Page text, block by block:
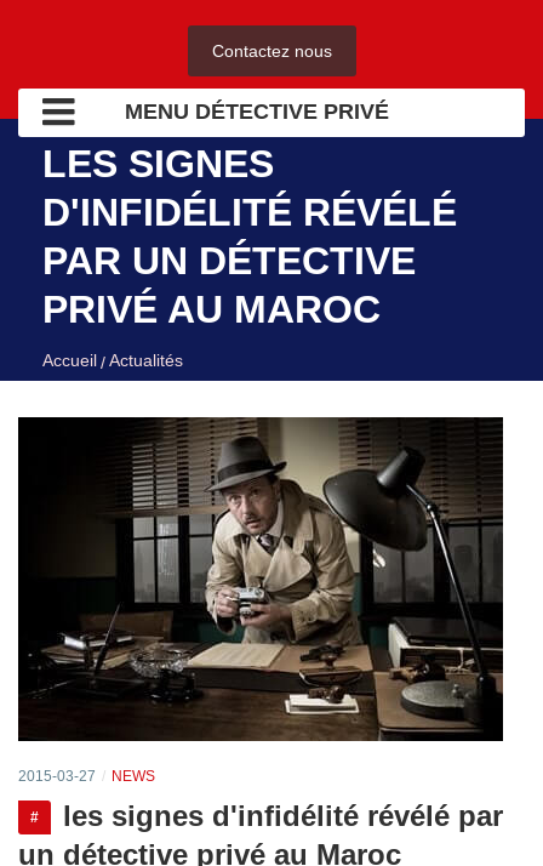
Contactez nous
MENU DÉTECTIVE PRIVÉ
LES SIGNES
D'INFIDÉLITÉ RÉVÉLÉ
PAR UN DÉTECTIVE
PRIVÉ AU MAROC
Accueil Actualités
2015-03-27 NEWS
#
les signes d'infidélité révélé par
un détective privé au Maroc